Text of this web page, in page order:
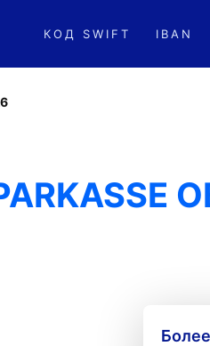
КОД SWIFT IBAN